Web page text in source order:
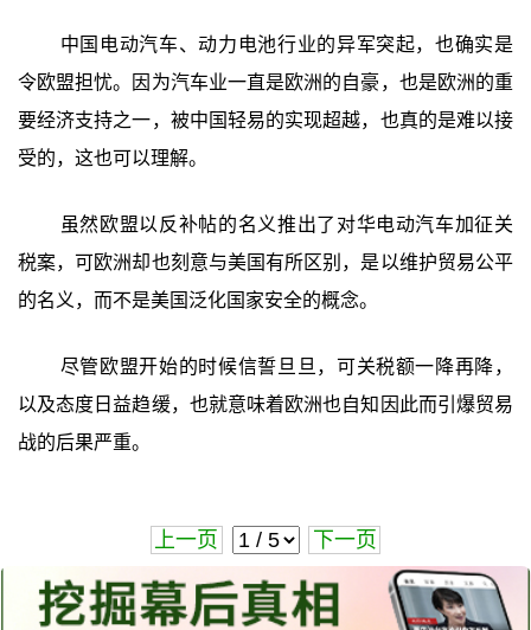
中国电动汽车、动力电池行业的异军突起，也确实是
令欧盟担忧。因为汽车业一直是欧洲的自豪，也是欧洲的重
要经济支持之一，被中国轻易的实现超越，也真的是难以接
受的，这也可以理解。
虽然欧盟以反补帖的名义推出了对华电动汽车加征关
税案，可欧洲却也刻意与美国有所区别，是以维护贸易公平
的名义，而不是美国泛化国家安全的概念。
尽管欧盟开始的时候信誓旦旦，可关税额一降再降，
以及态度日益趋缓，也就意味着欧洲也自知因此而引爆贸易
战的后果严重。
上一页 下一页